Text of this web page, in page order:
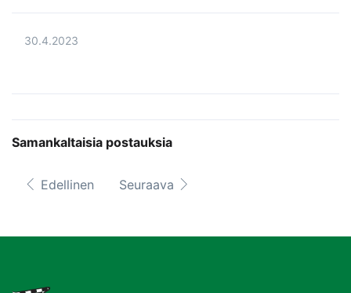
30.4.2023
Samankaltaisia postauksia
Edellinen Seuraava